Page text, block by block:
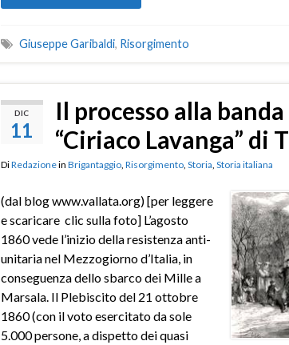
Giuseppe Garibaldi, Risorgimento
DIC
11
Il processo alla
“Ciriaco Lavanga” di
DiRedazionein Brigantaggio, Risorgimento, Storia Storia italiana
(dal blog www.vallata.org) [per leggere
e scaricare clic sulla foto] L’agosto
1860 vede l’inizio della resistenza anti-
unitaria nel Mezzogiorno d’Italia, in
conseguenza dello sbarco dei Mille a
Marsala. Il Plebiscito del 21 ottobre
1860 (con il voto esercitato da sole
5.000 persone, a dispetto dei quasi